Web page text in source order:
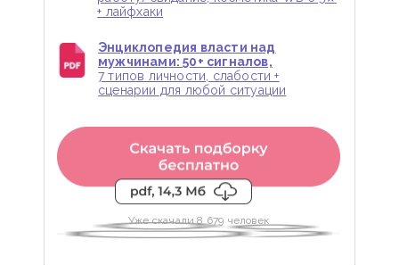
Уже скачали 8 679 человек
+ лайфхаки
Энциклопедия власти над
мужчинами: 50+ сигналов,
7 типов личности, слабости +
сценарии для любой ситуации